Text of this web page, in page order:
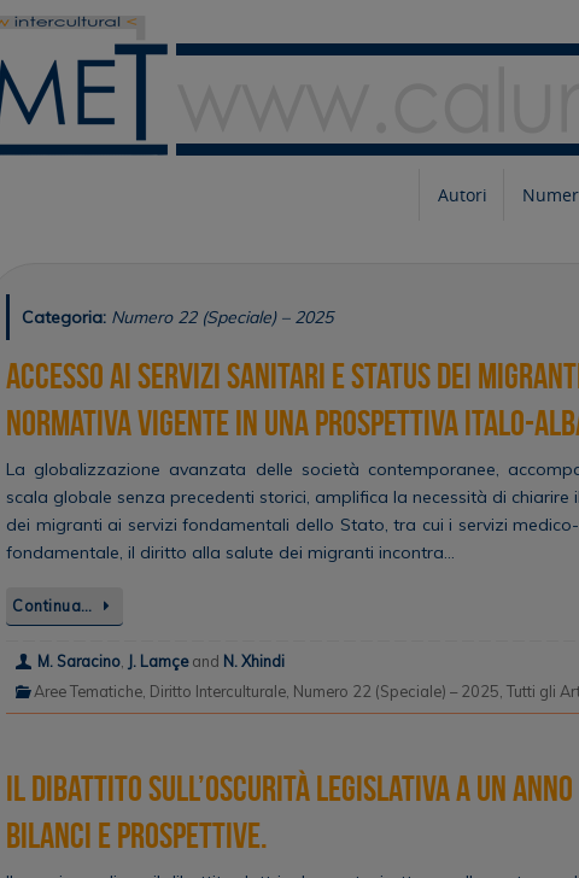
Autori
Categoria: Numero 22 (Speciale) – 2025
Accesso ai servizi sanitari e status dei
normativa vigente in una prospettiva italo-
La globalizzazione avanzata delle società contemporanee,
scala globale senza precedenti storici, amplifica la necessità di chiarire
dei migranti ai servizi fondamentali dello Stato, tra cui i servizi
fondamentale, il diritto alla salute dei migranti incontra…
Continua…
M. Saracino, J. Lamçeand N. Xhindi
Aree Tematiche, Diritto Interculturale, Numero 22 (Speciale) – 2025,Tutti gli
Il dibattito sull’oscurità legislativa a un
Bilanci e prospettive.